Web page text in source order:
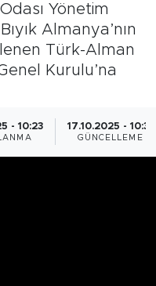
Yönetim
Almanya’nın
Türk-Alman
Kurulu’na
- 10:23 17.10.2025 - 10:31
GÜNCELLEME